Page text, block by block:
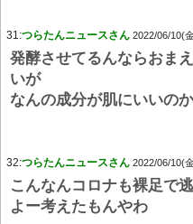
31:つらたんニュースさん 2022/06/10(
発酵させてるんならおま
いが
なんの成分が肌にいいの
32:つらたんニュースさん 2022/06/10(
こんなんコロナも裸足で
よー考えたもんやわ